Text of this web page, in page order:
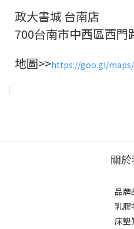
政大書城 台南店
700台南市中西區西門
地圖>>https://goo.gl/maps/
關
品牌
乳膠
床墊